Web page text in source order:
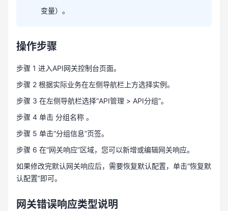
变量） 。
操作步骤
步骤 1 进入API网关控制台页面。
步骤 2 根据实际业务在左侧导航栏上方选择实例。
步骤 3 在左侧导航栏选择“API管理 > API分组”。
步骤 4 单击 分组名称 。
步骤 5 单击“分组信息”页签。
步骤 6 在“网关响应”区域，您可以新增或编辑网关响应。
如果修改完默认网关响应后，需要恢复默认配置，单击“恢复默
认配置”即可。
网关错误响应类型说明